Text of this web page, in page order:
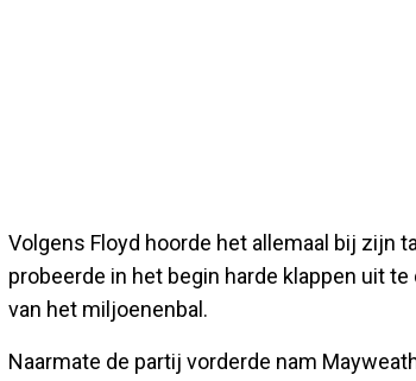
Volgens Floyd hoorde het allemaal bij zijn
probeerde in het begin harde klappen uit
van het miljoenenbal.
Naarmate de partij vorderde nam